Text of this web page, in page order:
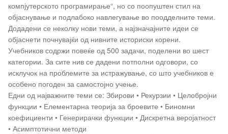
компјутерското програмирање“, но со поопуштен стил на
објаснување и подлабоко навлегување во поодделните теми.
Додадени се неколку нови теми, а најзначајните идеи се
објаснети почнувајќи од нивните историски корени.
Учебников содржи повеќе од 500 задачи, поделени во шест
категории. За сите нив се дадени потполни одговори, со
исклучок на проблемите за истражување, со што учебников е
особено погоден за самостојно учење.
Едни од најважните теми се: Збирови • Рекурзии • Целобројни
функции • Елементарна теорија за броевите • Биномни
коефициенти • Генерирачки функции • Дискретна веројатност
• Асимптотични методи